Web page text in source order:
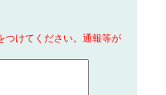
つけてください。通報等が